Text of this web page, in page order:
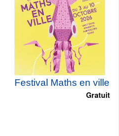
Festival Maths en ville
Gratuit